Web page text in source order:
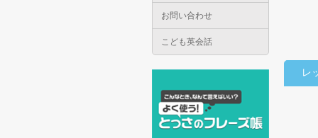
お問い合わせ
こども英会話
レ